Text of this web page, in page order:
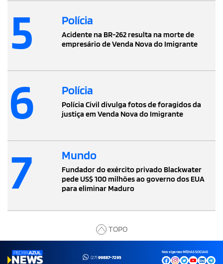
5 Polícia
Acidente na BR-262 resulta na morte de
empresário de Venda Nova do Imigrante
6 Polícia
Polícia Civil divulga fotos de foragidos da
justiça em Venda Nova do Imigrante
7 Mundo
Fundador do exército privado Blackwater
pede US$ 100 milhões ao governo dos EUA
para eliminar Maduro
TOPO
(27)99887-7295
Nos siga nas MÍDIAS SOCIAIS